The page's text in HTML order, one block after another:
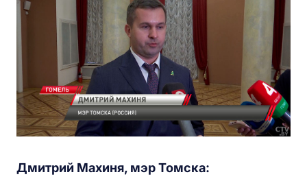
Дмитрий Махиня, мэр Томска: